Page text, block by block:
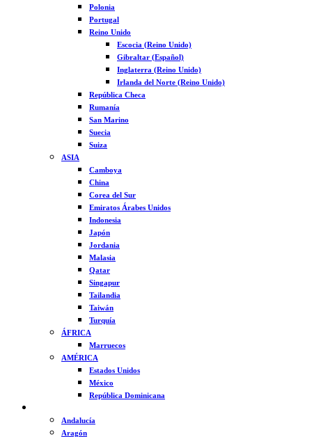
Polonia
Portugal
Reino Unido
Escocia (Reino Unido)
Gibraltar (Español)
Inglaterra (Reino Unido)
Irlanda del Norte (Reino Unido)
República Checa
Rumanía
San Marino
Suecia
Suiza
ASIA
Camboya
China
Corea del Sur
Emiratos Árabes Unidos
Indonesia
Japón
Jordania
Malasia
Qatar
Singapur
Tailandia
Taiwán
Turquía
ÁFRICA
Marruecos
AMÉRICA
Estados Unidos
México
República Dominicana
Andalucía
Aragón